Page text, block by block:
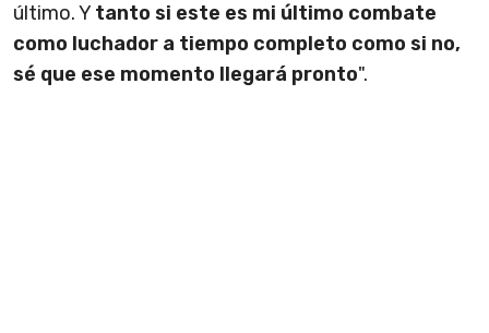
último. Y tanto si este es mi último combate
como luchador a tiempo completo como si no,
sé que ese momento llegará pronto".